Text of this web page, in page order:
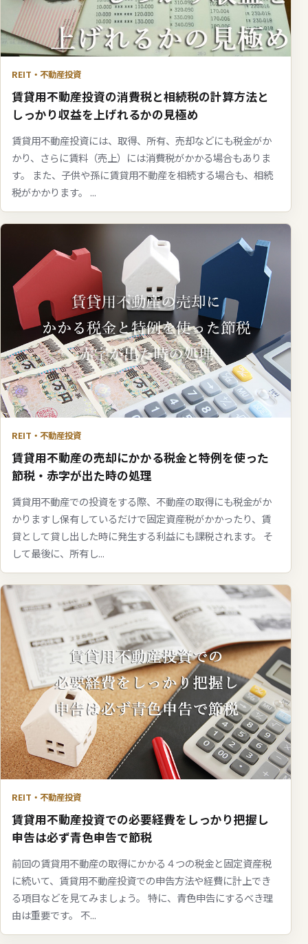
REIT・不動産投資
賃貸用不動産投資の消費税と相続税の計算方法と
しっかり収益を上げれるかの見極め
賃貸用不動産投資には、取得、所有、売却などにも税金がか
かり、さらに賃料（売上）には消費税がかかる場合もありま
す。 また、子供や孫に賃貸用不動産を相続する場合も、相続
税がかかります。 ...
REIT・不動産投資
賃貸用不動産の売却にかかる税金と特例を使った
節税・赤字が出た時の処理
賃貸用不動産での投資をする際、不動産の取得にも税金がか
かりますし保有しているだけで固定資産税がかかったり、賃
貸として貸し出した時に発生する利益にも課税されます。 そ
して最後に、所有し...
REIT・不動産投資
賃貸用不動産投資での必要経費をしっかり把握し
申告は必ず青色申告で節税
前回の賃貸用不動産の取得にかかる４つの税金と固定資産税
に続いて、賃貸用不動産投資での申告方法や経費に計上でき
る項目などを見てみましょう。 特に、青色申告にするべき理
由は重要です。 不...